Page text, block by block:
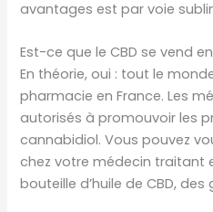
avantages est par voie
Est-ce que le CBD se vend
En théorie, oui : tout le
pharmacie en France. Les
autorisés à promouvoir les
cannabidiol. Vous pouvez
chez votre médecin traitant
bouteille d’huile de CBD,